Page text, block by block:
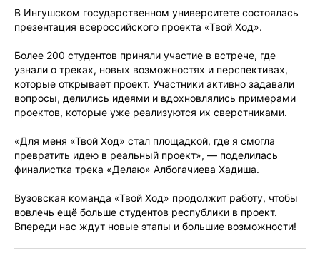
В Ингушском государственном университете состоялась
презентация всероссийского проекта «Твой Ход».
Более 200 студентов приняли участие в встрече, где
узнали о треках, новых возможностях и перспективах,
которые открывает проект. Участники активно задавали
вопросы, делились идеями и вдохновлялись примерами
проектов, которые уже реализуются их сверстниками.
«Для меня «Твой Ход» стал площадкой, где я смогла
превратить идею в реальный проект», — поделилась
финалистка трека «Делаю» Албогачиева Хадиша.
Вузовская команда «Твой Ход» продолжит работу, чтобы
вовлечь ещё больше студентов республики в проект.
Впереди нас ждут новые этапы и большие возможности!